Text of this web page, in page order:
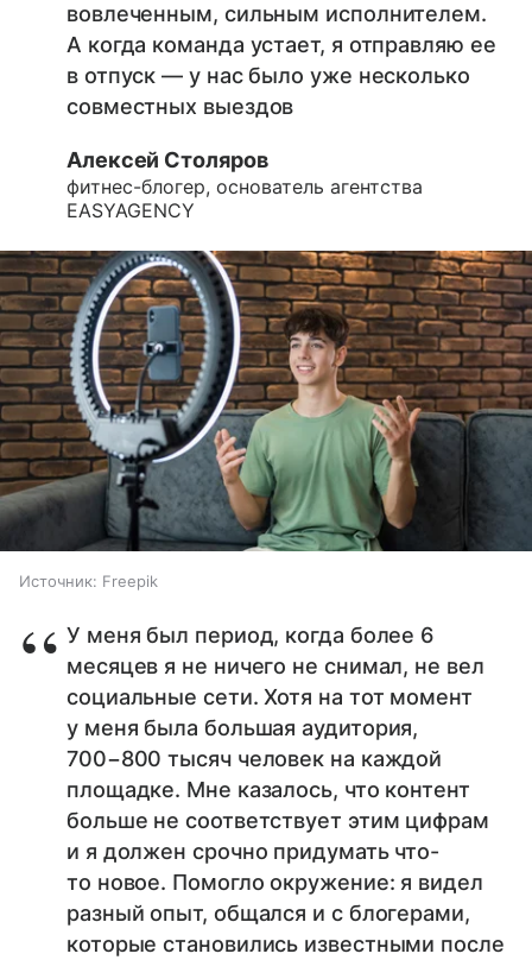
вовлеченным, сильным исполнителем.
А когда команда устает, я отправляю ее
в отпуск — у нас было уже несколько
совместных выездов
Алексей Столяров
фитнес-блогер, основатель агентства
EASYAGENCY
Источник: Freepik
У меня был период, когда более 6
месяцев я не ничего не снимал, не вел
социальные сети. Хотя на тот момент
у меня была большая аудитория,
700−800 тысяч человек на каждой
площадке. Мне казалось, что контент
больше не соответствует этим цифрам
и я должен срочно придумать что-
то новое. Помогло окружение: я видел
разный опыт, общался и с блогерами,
которые становились известными после